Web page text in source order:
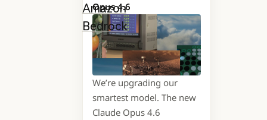
Opus 4.6
We’re upgrading our
smartest model. The new
Claude Opus 4.6
Amazon
Bedrock을 활용해
자사 최고 분석가의
조사 방식을
정교하게 구현하고
있습니다.